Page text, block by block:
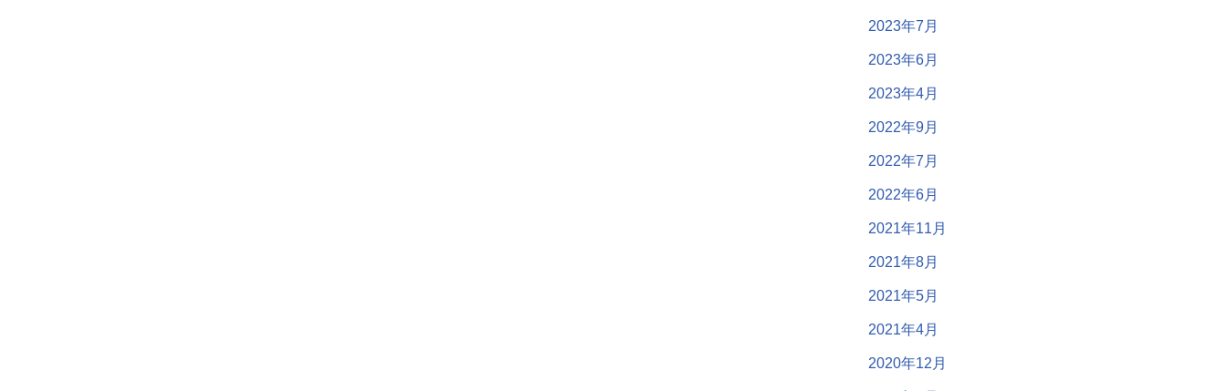
2023年7月
2023年6月
2023年4月
2022年9月
2022年7月
2022年6月
2021年11月
2021年8月
2021年5月
2021年4月
2020年12月